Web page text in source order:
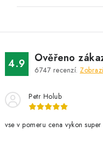
4.9 Ověřeno
6747 recenzí.
Petr Holub
vse v pomeru cena vykon